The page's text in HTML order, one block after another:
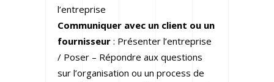
l’entreprise
Communiquer avec un client ou un
fournisseur : Présenter l’entreprise
/ Poser – Répondre aux questions
sur l’organisation ou un process de